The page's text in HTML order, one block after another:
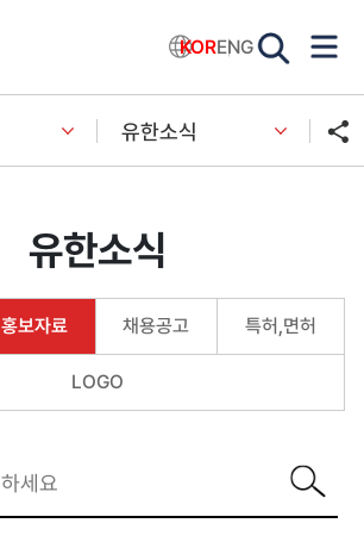
KORENG
유한소식
유한소식
홍보자료 채용공고 특허,면허
LOGO